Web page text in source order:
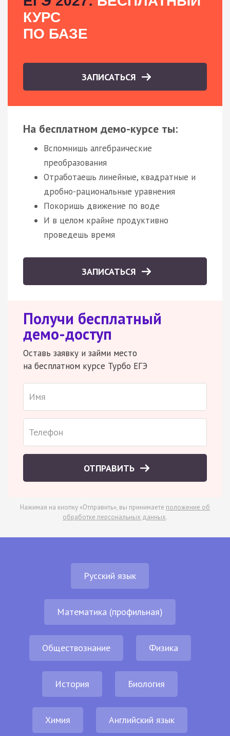
КУРС
ПО БАЗЕ
ЗАПИСАТЬСЯ
На бесплатном демо-курсе ты:
Вспомнишь алгебраические
преобразования
Отработаешь линейные, квадратные и
дробно-рациональные уравнения
Покоришь движение по воде
И в целом крайне продуктивно
проведешь время
ЗАПИСАТЬСЯ
Получи бесплатный
демо-доступ
Оставь заявку и займи место
на бесплатном курсе Турбо ЕГЭ
ОТПРАВИТЬ
Нажимая на кнопку «Отправить», вы принимаете положение об
обработке персональных данных.
Русский язык
Математика (профильная)
Обществознание Физика
История Биология
Химия Английский язык